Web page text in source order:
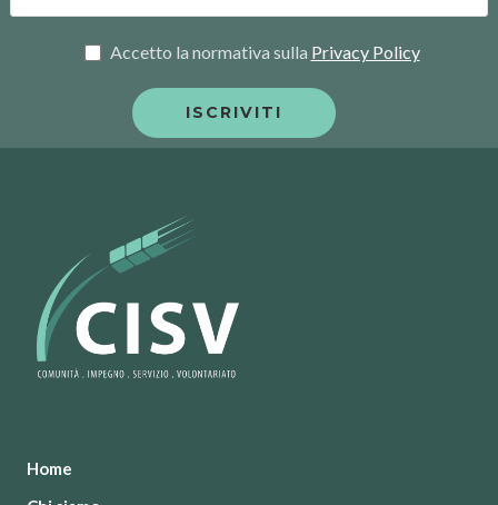
Accetto la normativa sulla Privacy Policy
Home